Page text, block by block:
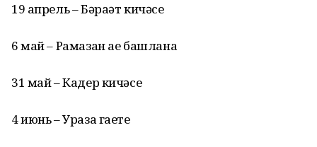
19 апрель – Бәраәт кичәсе
6 май – Рамазан ае башлана
31 май – Кадер кичәсе
4 июнь – Ураза гаете